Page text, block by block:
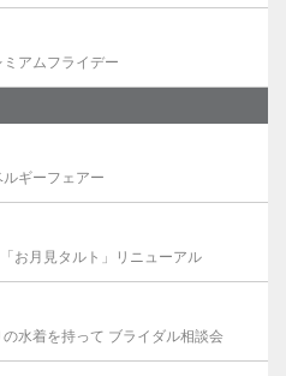
アムフライデー
ギーフェアー
お月見タルト」リニューアル
水着を持って ブライダル相談会